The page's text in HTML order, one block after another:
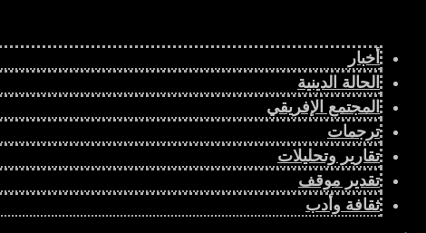
أخبار
الحالة الدينية
المجتمع الإفريقي
ترجمات
تقارير وتحليلات
تقدير موقف
ثقافة وأدب